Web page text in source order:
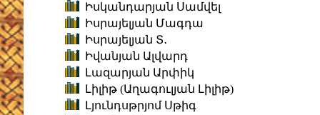
Իսկանդարյան Սամվել
Իսրայելյան Մագդա
Իսրայելյան Տ․
Իվանյան Ալվարդ
Լազարյան Արփիկ
Լիլիթ (Աղագուլյան Լիլիթ)
Լյունդսթրյոմ Սթիգ